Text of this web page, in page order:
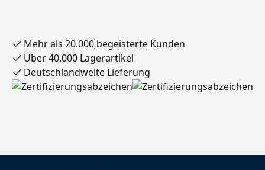
Mehr als 20.000 begeisterte Kunden
Über 40.000 Lagerartikel
Deutschlandweite Lieferung